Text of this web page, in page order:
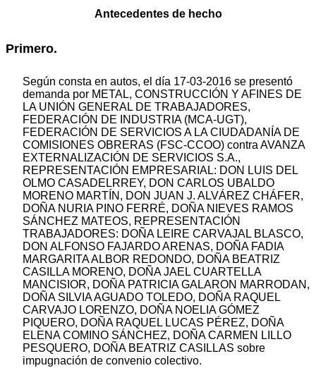
Antecedentes de hecho
Primero.
Según consta en autos, el día 17-03-2016 se presentó
demanda por METAL, CONSTRUCCIÓN Y AFINES DE
LA UNIÓN GENERAL DE TRABAJADORES,
FEDERACIÓN DE INDUSTRIA (MCA-UGT),
FEDERACIÓN DE SERVICIOS A LA CIUDADANÍA DE
COMISIONES OBRERAS (FSC-CCOO) contra AVANZA
EXTERNALIZACIÓN DE SERVICIOS S.A.,
REPRESENTACIÓN EMPRESARIAL: DON LUIS DEL
OLMO CASADELRREY, DON CARLOS UBALDO
MORENO MARTÍN, DON JUAN J. ALVÁREZ CHÁFER,
DOÑA NURIA PINO FERRÉ, DOÑA NIEVES RAMOS
SÁNCHEZ MATEOS, REPRESENTACIÓN
TRABAJADORES: DOÑA LEIRE CARVAJAL BLASCO,
DON ALFONSO FAJARDO ARENAS, DOÑA FADIA
MARGARITA ALBOR REDONDO, DOÑA BEATRIZ
CASILLA MORENO, DOÑA JAEL CUARTELLA
MANCISIOR, DOÑA PATRICIA GALARON MARRODAN,
DOÑA SILVIA AGUADO TOLEDO, DOÑA RAQUEL
CARVAJO LORENZO, DOÑA NOELIA GÓMEZ
PIQUERO, DOÑA RAQUEL LUCAS PÉREZ, DOÑA
ELENA COMINO SÁNCHEZ, DOÑA CARMEN LILLO
PESQUERO, DOÑA BEATRIZ CASILLAS sobre
impugnación de convenio colectivo.